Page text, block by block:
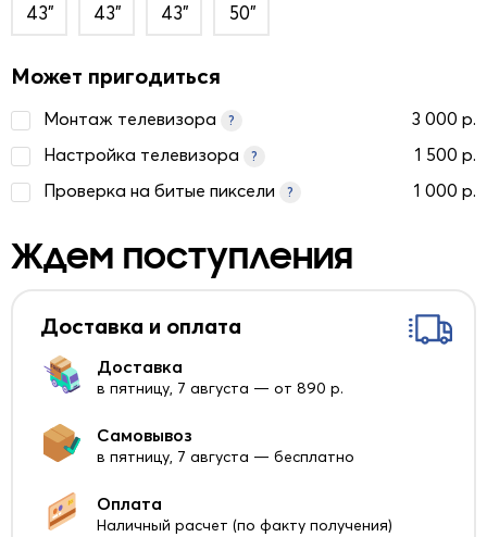
43" 43" 43" 50"
Может пригодиться
Монтаж телевизора ?
3 000 р.
Настройка телевизора
?
1 500 р.
Проверка на битые пиксели
? 1 000 р.
Ждем поступления
Доставка и оплата
Доставка
в пятницу, 7 августа — от 890 р.
Самовывоз
в пятницу, 7 августа — бесплатно
Оплата
Наличный расчет (по факту получения)